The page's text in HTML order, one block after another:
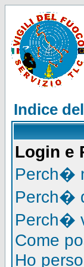
Indice
Login e
Perch�
Perch�
Perch�
Come
Ho